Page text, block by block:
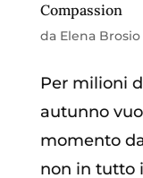
Compassion
da Elena Brosio
Per milioni
autunno
momento
non in tutto